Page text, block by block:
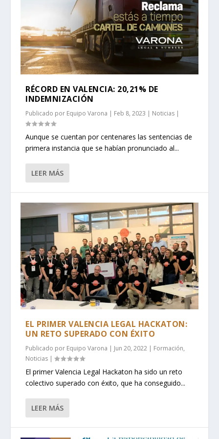
RÉCORD EN VALENCIA: 20,21% DE
INDEMNIZACIÓN
Publicado por Equipo Varona | Feb 8, 2023 | Noticias |
Aunque se cuentan por centenares las sentencias de
primera instancia que se habían pronunciado al...
LEER MÁS
EL PRIMER VALENCIA LEGAL HACKATON:
UN RETO SUPERADO CON ÉXITO
Publicado por Equipo Varona | Jun 20, 2022 | Formación,
Noticias |
El primer Valencia Legal Hackaton ha sido un reto
colectivo superado con éxito, que ha conseguido...
LEER MÁS